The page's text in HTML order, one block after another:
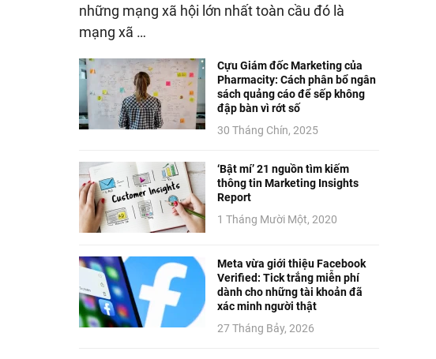
những mạng xã hội lớn nhất toàn cầu đó là
mạng xã …
Cựu Giám đốc Marketing của
Pharmacity: Cách phân bổ ngân
sách quảng cáo để sếp không
đập bàn vì rớt số
30 Tháng Chín, 2025
‘Bật mí’ 21 nguồn tìm kiếm
thông tin Marketing Insights
Report
1 Tháng Mười Một, 2020
Meta vừa giới thiệu Facebook
Verified: Tick trắng miễn phí
dành cho những tài khoản đã
xác minh người thật
27 Tháng Bảy, 2026